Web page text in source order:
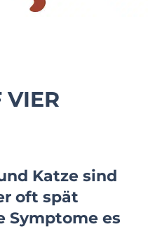
VIER
Katze sind
oft spät
Symptome es